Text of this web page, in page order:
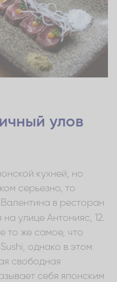
улов
кухней, но
серьезно, то
в ресторан
улице Антонияс, 12.
то же самое, что
однако в этом
свободная
себя японским